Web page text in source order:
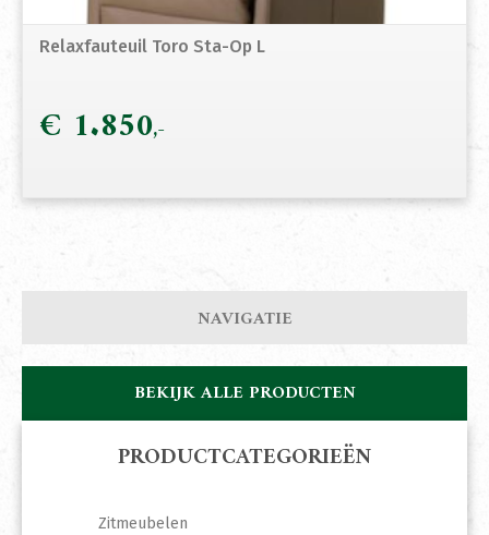
Relaxfauteuil Toro Sta-Op L
€ 1.850
NAVIGATIE
BEKIJK ALLE PRODUCTEN
PRODUCTCATEGORIEËN
Zitmeubelen